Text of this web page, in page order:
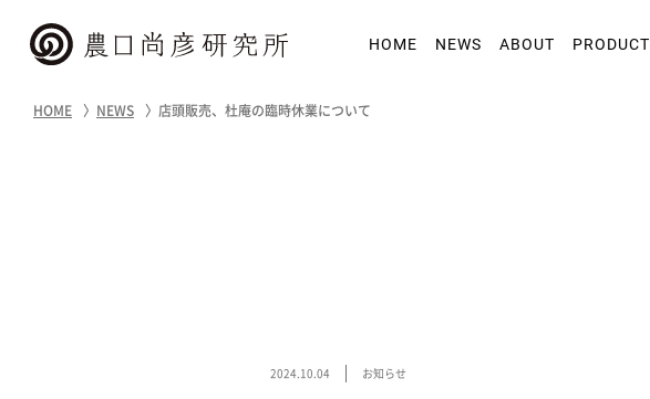
HOME NEWS ABOUT PRODUCT
HOME NEWS 店頭販売、杜庵の臨時休業について
2024.10.04 お知らせ